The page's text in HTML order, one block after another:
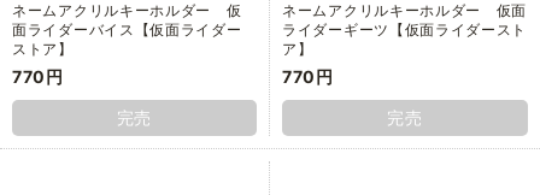
ネームアクリルキーホルダー 仮
面ライダーバイス【仮面ライダー
ストア】
770円
完売
ネームアクリルキーホルダー 仮面
ライダーギーツ【仮面ライダースト
ア】
770円
完売